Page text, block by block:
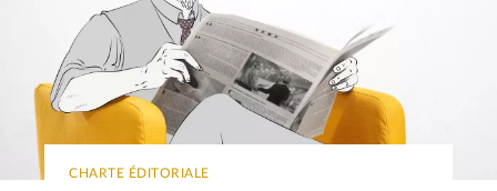
CHARTE ÉDITORIALE